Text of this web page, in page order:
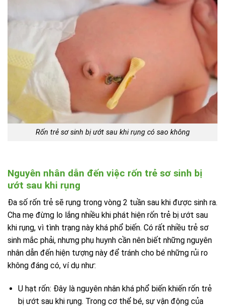
Rốn trẻ sơ sinh bị ướt sau khi rụng có sao không
Nguyên nhân dẫn đến việc rốn trẻ sơ sinh bị
ướt sau khi rụng
Đa số rốn trẻ sẽ rụng trong vòng 2 tuần sau khi được sinh ra.
Cha mẹ đừng lo lắng nhiều khi phát hiện rốn trẻ bị ướt sau
khi rụng, vì tình trạng này khá phổ biến. Có rất nhiều trẻ sơ
sinh mắc phải, nhưng phụ huynh cần nên biết những nguyên
nhân dẫn đến hiện tượng này để tránh cho bé những rủi ro
không đáng có, ví dụ như:
U hạt rốn: Đây là nguyên nhân khá phổ biến khiến rốn trẻ
bị ướt sau khi rụng. Trong cơ thể bé, sự vận động của